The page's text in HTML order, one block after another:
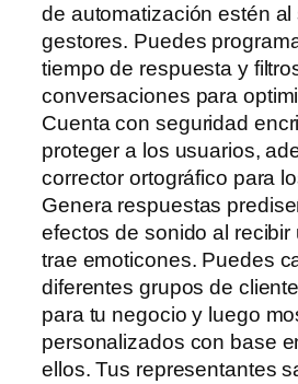
de automatización estén al
gestores. Puedes
tiempo de respuesta y
conversaciones para
Cuenta con seguridad
proteger a los usuarios,
corrector ortográfico para
Genera respuestas
efectos de sonido al recibir
trae emoticones. Puedes
diferentes grupos de
para tu negocio y luego
personalizados con base
ellos. Tus representantes